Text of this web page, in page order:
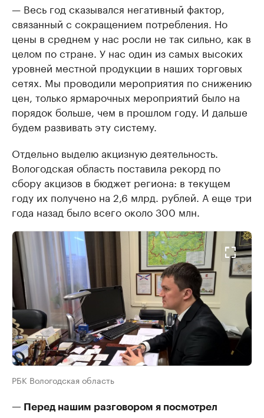
— Весь год сказывался негативный фактор,
связанный с сокращением потребления. Но
цены в среднем у нас росли не так сильно, как в
целом по стране. У нас один из самых высоких
уровней местной продукции в наших торговых
сетях. Мы проводили мероприятия по снижению
цен, только ярмарочных мероприятий было на
порядок больше, чем в прошлом году. И дальше
будем развивать эту систему.
Отдельно выделю акцизную деятельность.
Вологодская область поставила рекорд по
сбору акцизов в бюджет региона: в текущем
году их получено на 2,6 млрд. рублей. А еще три
года назад было всего около 300 млн.
РБК Вологодская область
— Перед нашим разговором я посмотрел